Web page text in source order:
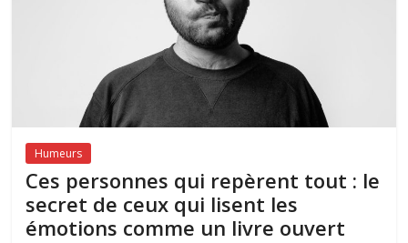
Humeurs
Ces personnes qui repèrent tout : le
secret de ceux qui lisent les
émotions comme un livre ouvert